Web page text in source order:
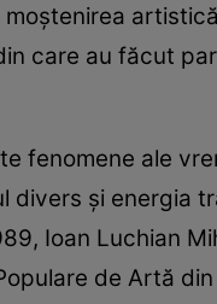
care au făcut
fenomene ale
divers și energia
Ioan Luchian
de Artă